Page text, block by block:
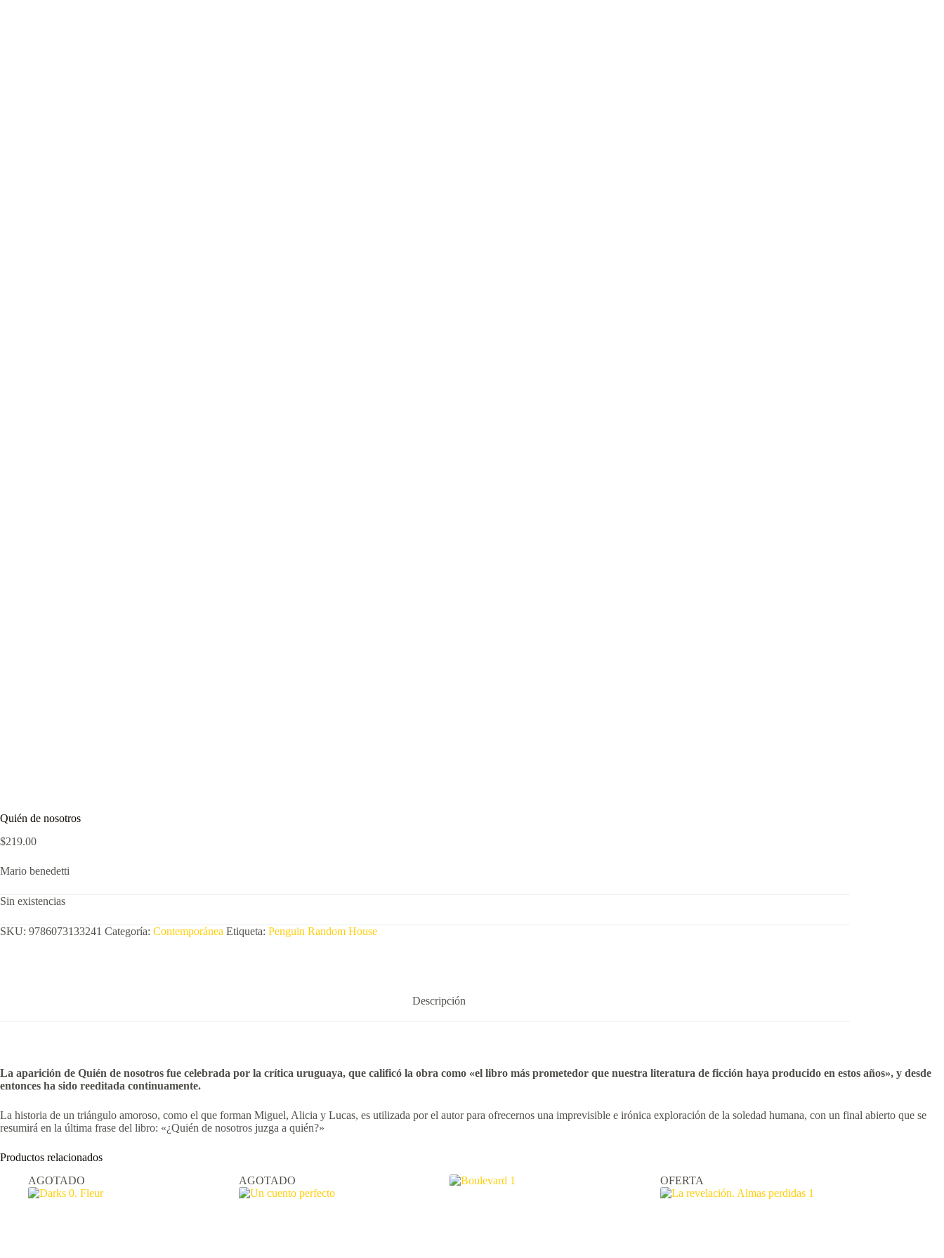
Quién de nosotros
$219.00
Mario benedetti
Sin existencias
SKU: 9786073133241 Categoría: Contemporánea Etiqueta: Penguin Random House
Descripción
La aparición de Quién de nosotros fue celebrada por la crítica uruguaya, que calificó la obra como «el libro más prometedor que nuestra literatura de ficción haya producido en estos años», y desde
entonces ha sido reeditada continuamente.
La historia de un triángulo amoroso, como el que forman Miguel, Alicia y Lucas, es utilizada por el autor para ofrecernos una imprevisible e irónica exploración de la soledad humana, con un final abierto que se
resumirá en la última frase del libro: «¿Quién de nosotros juzga a quién?»
Productos relacionados
AGOTADO
AGOTADO OFERTA